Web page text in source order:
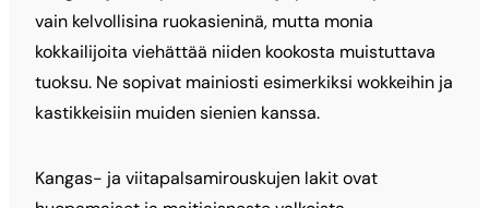
vain kelvollisina ruokasieninä, mutta monia
kokkailijoita viehättää niiden kookosta muistuttava
tuoksu. Ne sopivat mainiosti esimerkiksi wokkeihin ja
kastikkeisiin muiden sienien kanssa.
Kangas- ja viitapalsamirouskujen lakit ovat